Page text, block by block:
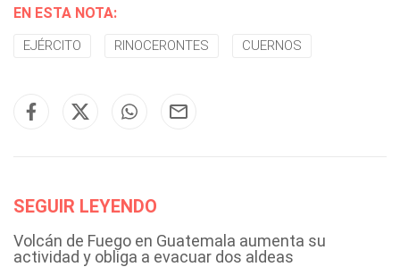
EN ESTA NOTA:
EJÉRCITO RINOCERONTES CUERNOS
SEGUIR LEYENDO
Volcán de Fuego en Guatemala aumenta su
actividad y obliga a evacuar dos aldeas